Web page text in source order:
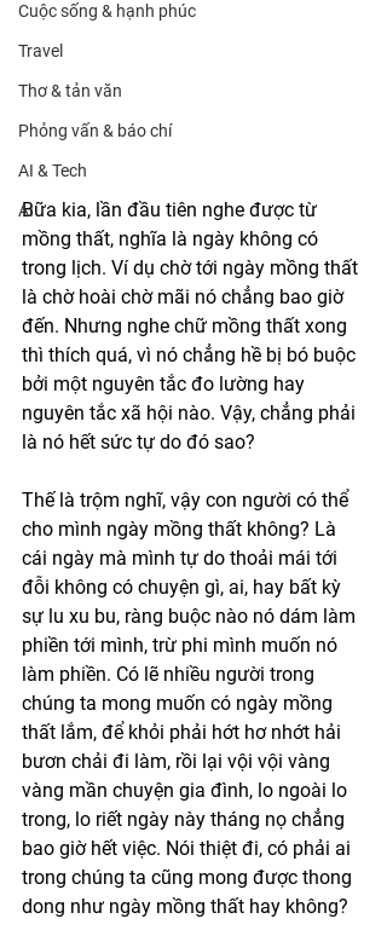
Cuộc sống & hạnh phúc
Travel
Thơ & tản văn
Phỏng vấn & báo chí
AI & Tech
AI
Bữa kia, lần đầu tiên nghe được từ
mồng thất, nghĩa là ngày không có
trong lịch. Ví dụ chờ tới ngày mồng thất
là chờ hoài chờ mãi nó chẳng bao giờ
đến. Nhưng nghe chữ mồng thất xong
thì thích quá, vì nó chẳng hề bị bó buộc
bởi một nguyên tắc đo lường hay
nguyên tắc xã hội nào. Vậy, chẳng phải
là nó hết sức tự do đó sao?
Thế là trộm nghĩ, vậy con người có thể
cho mình ngày mồng thất không? Là
cái ngày mà mình tự do thoải mái tới
đỗi không có chuyện gì, ai, hay bất kỳ
sự lu xu bu, ràng buộc nào nó dám làm
phiền tới mình, trừ phi mình muốn nó
làm phiền. Có lẽ nhiều người trong
chúng ta mong muốn có ngày mồng
thất lắm, để khỏi phải hớt hơ nhớt hải
bươn chải đi làm, rồi lại vội vội vàng
vàng mần chuyện gia đình, lo ngoài lo
trong, lo riết ngày này tháng nọ chẳng
bao giờ hết việc. Nói thiệt đi, có phải ai
trong chúng ta cũng mong được thong
dong như ngày mồng thất hay không?